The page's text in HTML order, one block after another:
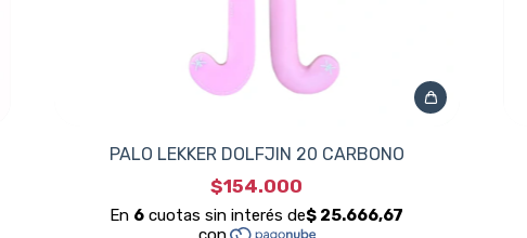
PALO LEKKER DOLFJIN 20 CARBONO
$154.000